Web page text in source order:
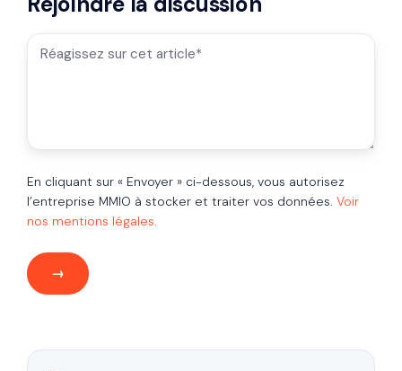
En cliquant sur « Envoyer » ci-dessous, vous autorisez
l’entreprise MMIO à stocker et traiter vos données. Voir
nos mentions légales.